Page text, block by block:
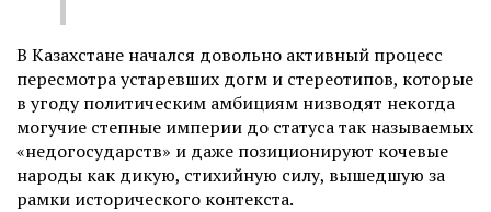
В Казахстане начался довольно активный процесс
пересмотра устаревших догм и стереотипов, которые
в угоду политическим амбициям низводят некогда
могучие степные империи до статуса так называемых
«недогосударств» и даже позиционируют кочевые
народы как дикую, стихийную силу, вышедшую за
рамки исторического контекста.